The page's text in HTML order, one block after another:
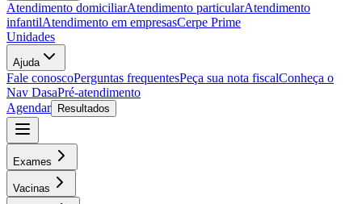
Atendimento domiciliarAtendimento particularAtendimento
infantilAtendimento em empresasCerpe Prime
Unidades
Ajuda
Fale conoscoPerguntas frequentesPeça sua nota fiscalConheça o
Nav DasaPré-atendimento
Agendar
Resultados
Exames
Vacinas